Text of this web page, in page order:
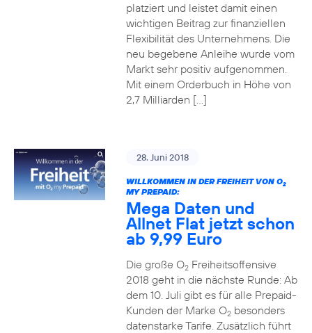
platziert und leistet damit einen
wichtigen Beitrag zur finanziellen
Flexibilität des Unternehmens. Die
neu begebene Anleihe wurde vom
Markt sehr positiv aufgenommen.
Mit einem Orderbuch in Höhe von
2,7 Milliarden […]
28. Juni 2018
WILLKOMMEN IN DER FREIHEIT VON O2
MY PREPAID:
Mega Daten und
Allnet Flat jetzt schon
ab 9,99 Euro
Die große O2Freiheitsoffensive
2018 geht in die nächste Runde: Ab
dem 10. Juli gibt es für alle Prepaid-
Kunden der Marke O2besonders
datenstarke Tarife. Zusätzlich führt